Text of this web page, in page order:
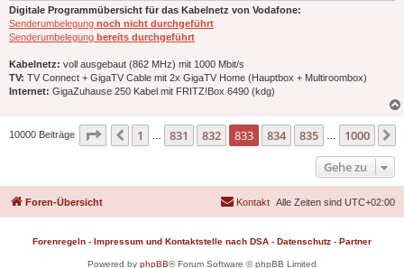
Digitale Programmübersicht für das Kabelnetz von Vodafone:
Senderumbelegung noch nicht durchgeführt
Senderumbelegung bereits durchgeführt
Kabelnetz: voll ausgebaut (862 MHz) mit 1000 Mbit/s
TV: TV Connect + GigaTV Cable mit 2x GigaTV Home (Hauptbox + Multiroombox)
Internet: GigaZuhause 250 Kabel mit FRITZ!Box 6490 (kdg)
10000 Beiträge Seite 833 von1000
Vorherige
1 831 832 833 834 835 1000
Gehe zu
Foren-Übersicht Alle Zeiten sind UTC+02:00
Kontakt
Forenregeln - Impressum und Kontaktstelle nach DSA - Datenschutz - Partner
Powered by phpBB® Forum Software © phpBB Limited